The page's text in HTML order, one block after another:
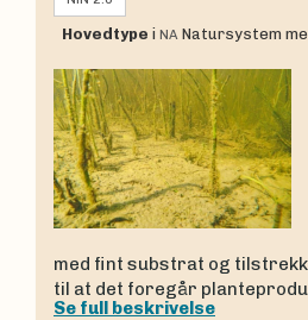
Hovedtype i NA Natursystem
med fint substrat og
til at det foregår
Se full beskrivelse